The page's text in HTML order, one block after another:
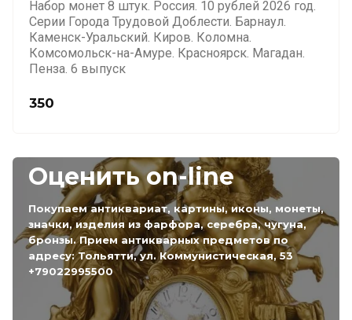
Набор монет 8 штук. Россия. 10 рублей 2026 год.
Серии Города Трудовой Доблести. Барнаул.
Каменск-Уральский. Киров. Коломна.
Комсомольск-на-Амуре. Красноярск. Магадан.
Пенза. 6 выпуск
350
Оценить on-line
Покупаем антиквариат, картины, иконы, монеты,
значки, изделия из фарфора, серебра, чугуна,
бронзы. Прием антикварных предметов по
адресу: Тольятти, ул. Коммунистическая, 53
+79022995500